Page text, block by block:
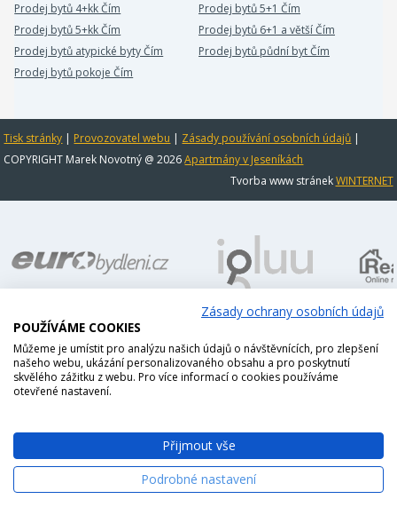
Prodej bytů 4+kk Čím
Prodej bytů 5+1 Čím
Prodej bytů 5+kk Čím
Prodej bytů 6+1 a větší Čím
Prodej bytů atypické byty Čím
Prodej bytů půdní byt Čím
Prodej bytů pokoje Čím
Tisk stránky | Provozovatel webu | Zásady používání osobních údajů |
COPYRIGHT Marek Novotný @ 2026Apartmány v Jeseníkách
Tvorba www stránekWINTERNET
Zásady ochrany osobních údajů
POUŽÍVÁME COOKIES
Můžeme je umístit pro analýzu našich údajů o návštěvnících, pro zlepšení
našeho webu, ukázání personalizovaného obsahu a pro poskytnutí
skvělého zážitku z webu. Pro více informací o cookies používáme
otevřené nastavení.
Přijmout vše
Podrobné nastavení